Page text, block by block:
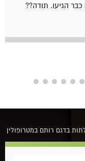
הגיעו. תודה??